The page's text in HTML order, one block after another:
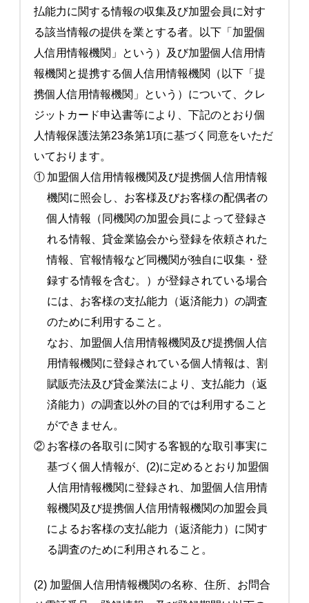
払能力に関する情報の収集及び加盟会員に対す
る該当情報の提供を業とする者。以下「加盟個
人信用情報機関」という）及び加盟個人信用情
報機関と提携する個人信用情報機関（以下「提
携個人信用情報機関」という）について、クレ
ジットカード申込書等により、下記のとおり個
人情報保護法第23条第1項に基づく同意をいただ
いております。
① 加盟個人信用情報機関及び提携個人信用情報
機関に照会し、お客様及びお客様の配偶者の
個人情報（同機関の加盟会員によって登録さ
れる情報、貸金業協会から登録を依頼された
情報、官報情報など同機関が独自に収集・登
録する情報を含む。）が登録されている場合
には、お客様の支払能力（返済能力）の調査
のために利用すること。
なお、加盟個人信用情報機関及び提携個人信
用情報機関に登録されている個人情報は、割
賦販売法及び貸金業法により、支払能力（返
済能力）の調査以外の目的では利用すること
ができません。
② お客様の各取引に関する客観的な取引事実に
基づく個人情報が、(2)に定めるとおり加盟個
人信用情報機関に登録され、加盟個人信用情
報機関及び提携個人信用情報機関の加盟会員
によるお客様の支払能力（返済能力）に関す
る調査のために利用されること。
(2) 加盟個人信用情報機関の名称、住所、お問合